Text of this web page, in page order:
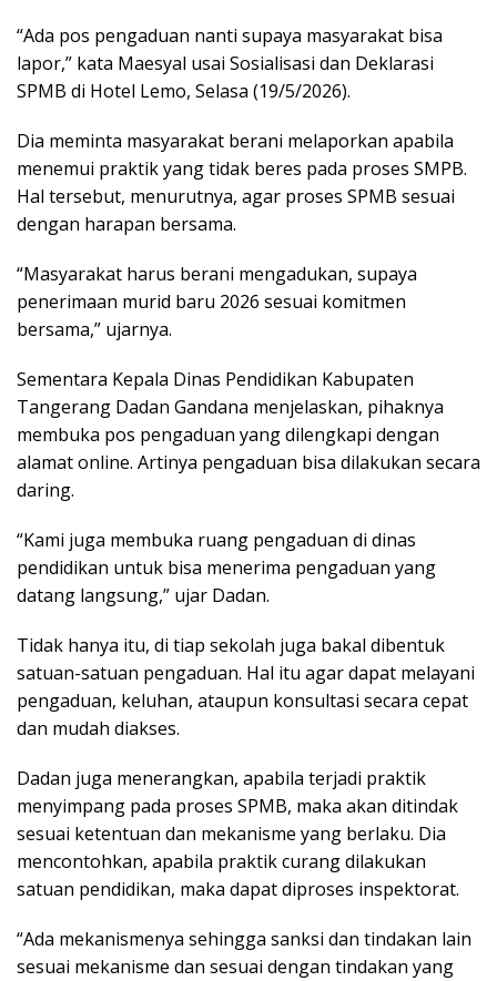
“Ada pos pengaduan nanti supaya masyarakat bisa
lapor,” kata Maesyal usai Sosialisasi dan Deklarasi
SPMB di Hotel Lemo, Selasa (19/5/2026).
Dia meminta masyarakat berani melaporkan apabila
menemui praktik yang tidak beres pada proses SMPB.
Hal tersebut, menurutnya, agar proses SPMB sesuai
dengan harapan bersama.
“Masyarakat harus berani mengadukan, supaya
penerimaan murid baru 2026 sesuai komitmen
bersama,” ujarnya.
Sementara Kepala Dinas Pendidikan Kabupaten
Tangerang Dadan Gandana menjelaskan, pihaknya
membuka pos pengaduan yang dilengkapi dengan
alamat online. Artinya pengaduan bisa dilakukan secara
daring.
“Kami juga membuka ruang pengaduan di dinas
pendidikan untuk bisa menerima pengaduan yang
datang langsung,” ujar Dadan.
Tidak hanya itu, di tiap sekolah juga bakal dibentuk
satuan-satuan pengaduan. Hal itu agar dapat melayani
pengaduan, keluhan, ataupun konsultasi secara cepat
dan mudah diakses.
Dadan juga menerangkan, apabila terjadi praktik
menyimpang pada proses SPMB, maka akan ditindak
sesuai ketentuan dan mekanisme yang berlaku. Dia
mencontohkan, apabila praktik curang dilakukan
satuan pendidikan, maka dapat diproses inspektorat.
“Ada mekanismenya sehingga sanksi dan tindakan lain
sesuai mekanisme dan sesuai dengan tindakan yang